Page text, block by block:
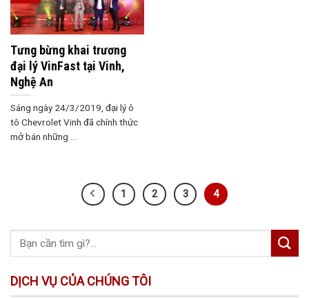
Tưng bừng khai trương
đại lý VinFast tại Vinh,
Nghệ An
Sáng ngày 24/3/2019, đại lý ô
tô Chevrolet Vinh đã chính thức
mở bán những ...
1 2 3 4
DỊCH VỤ CỦA CHÚNG TÔI